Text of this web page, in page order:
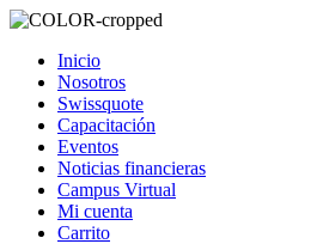
Inicio
Nosotros
Swissquote
Capacitación
Eventos
Noticias financieras
Campus Virtual
Mi cuenta
Carrito